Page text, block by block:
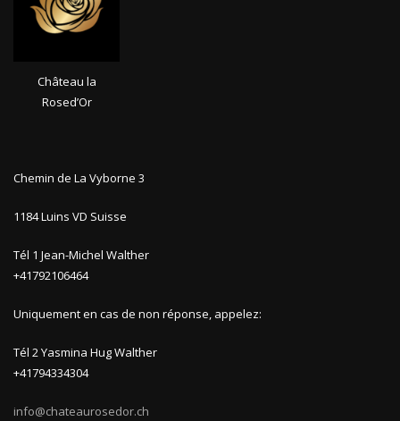
Château la
Rosed’Or
Chemin de La Vyborne 3
1184 Luins VD Suisse
Tél 1 Jean-Michel Walther
+41792106464
Uniquement en cas de non réponse, appelez:
Tél 2 Yasmina Hug Walther
+41794334304
info@chateaurosedor.ch